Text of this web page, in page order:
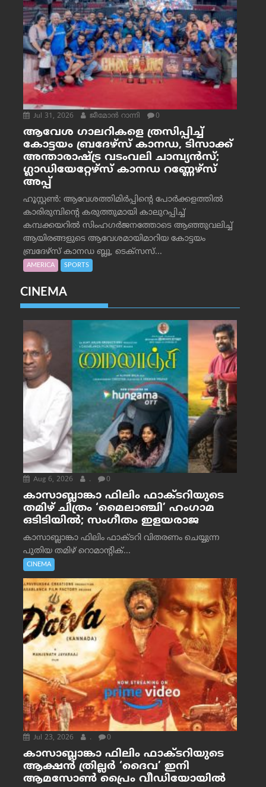
Jul 31, 2026 ജീമോന്‍ റാന്നി 0
ആവേശ ഗാലറികളെ ത്രസിപ്പിച്ച്
കോട്ടയം ബ്രദേഴ്‌സ് കാനഡ, ടിസാക്ക്
അന്താരാഷ്ട്ര വടംവലി ചാമ്പ്യന്‍സ്;
ഗ്ലാഡിയേറ്റേഴ്‌സ് കാനഡ റണ്ണേഴ്‌സ്
അപ്പ്
ഹൂസ്റ്റണ്‍: ആവേശത്തിമിര്‍പ്പിന്റെ പോര്‍ക്കളത്തില്‍
കാരിരുമ്പിന്റെ കരുത്തുമായി കാലുറപ്പിച്ച്
കമ്പക്കയറില്‍ സിംഹഗര്‍ജനത്തോടെ ആഞ്ഞുവലിച്ച്
ആയിരങ്ങളുടെ ആവേശമായിമാറിയ കോട്ടയം
ബ്രദേഴ്‌സ് കാനഡ ബ്ലൂ, ടെക്‌സസ്...
AMERICA SPORTS
CINEMA
Aug 6, 2026 . 0
കാസാബ്ലാങ്കാ ഫിലിം ഫാക്ടറിയുടെ
തമിഴ് ചിത്രം ‘മൈലാഞ്ചി’ ഹംഗാമ
ഒടിടിയിൽ; സംഗീതം ഇളയരാജ
കാസാബ്ലാങ്കാ ഫിലിം ഫാക്ടറി വിതരണം ചെയ്യുന്ന
പുതിയ തമിഴ് റൊമാന്റിക്...
CINEMA
Jul 23, 2026 . 0
കാസാബ്ലാങ്കാ ഫിലിം ഫാക്ടറിയുടെ
ആക്ഷൻ ത്രില്ലർ ‘ദൈവ’ ഇനി
ആമസോൺ പ്രൈം വീഡിയോയിൽ